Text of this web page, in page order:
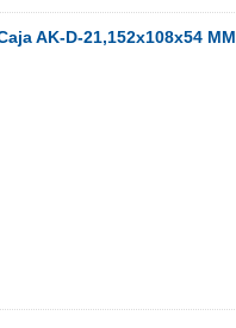
AK-D-21,152x108x54 MM